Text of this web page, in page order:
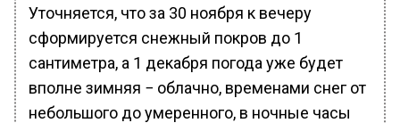
Уточняется, что за 30 ноября к вечеру
сформируется снежный покров до 1
сантиметра, а 1 декабря погода уже будет
вполне зимняя − облачно, временами снег от
небольшого до умеренного, в ночные часы